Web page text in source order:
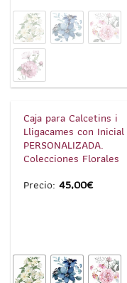
Caja para Calcetins i
Lligacames con Inicial
PERSONALIZADA.
Colecciones Florales
Precio:45,00€